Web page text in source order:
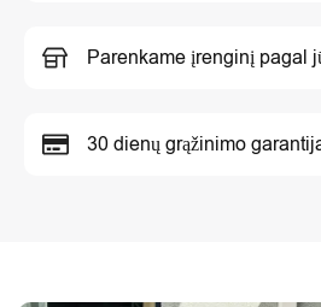
Parenkame įrenginį pagal
30 dienų grąžinimo